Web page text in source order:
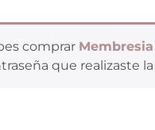
comprar
que realizaste